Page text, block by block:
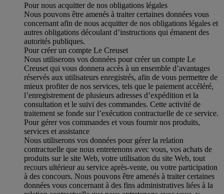
Pour nous acquitter de nos obligations légales
Nous pouvons être amenés à traiter certaines données vous
concernant afin de nous acquitter de nos obligations légales et
autres obligations découlant d’instructions qui émanent des
autorités publiques.
Pour créer un compte Le Creuset
Nous utiliserons vos données pour créer un compte Le
Creuset qui vous donnera accès à un ensemble d’avantages
réservés aux utilisateurs enregistrés, afin de vous permettre de
mieux profiter de nos services, tels que le paiement accéléré,
l’enregistrement de plusieurs adresses d’expédition et la
consultation et le suivi des commandes. Cette activité de
traitement se fonde sur l’exécution contractuelle de ce service.
Pour gérer vos commandes et vous fournir nos produits,
services et assistance
Nous utiliserons vos données pour gérer la relation
contractuelle que nous entretenons avec vous, vos achats de
produits sur le site Web, votre utilisation du site Web, tout
recours ultérieur au service après-vente, ou votre participation
à des concours. Nous pouvons être amenés à traiter certaines
données vous concernant à des fins administratives liées à la